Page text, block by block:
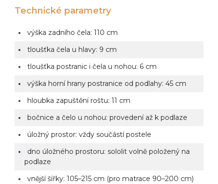
Technické parametry
výška zadního čela: 110 cm
tloušťka čela u hlavy: 9 cm
tloušťka postranic i čela u nohou: 6 cm
výška horní hrany postranice od podlahy: 45 cm
hloubka zapuštění roštu: 11 cm
bočnice a čelo u nohou: provedení až k podlaze
úložný prostor: vždy součástí postele
dno úložného prostoru: sololit volně položený na
podlaze
vnější šířky: 105–215 cm (pro matrace 90–200 cm)